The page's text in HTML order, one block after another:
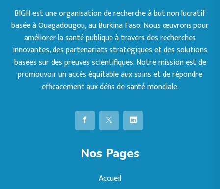
BIGH est une organisation de recherche à but non lucratif
basée à Ouagadougou, au Burkina Faso. Nous œuvrons pour
améliorer la santé publique à travers des recherches
innovantes, des partenariats stratégiques et des solutions
basées sur des preuves scientifiques. Notre mission est de
promouvoir un accès équitable aux soins et de répondre
efficacement aux défis de santé mondiale.
Nos Pages
Accueil